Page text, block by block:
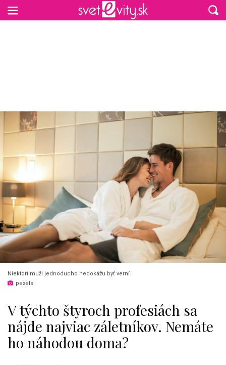
Niektorí muži jednoducho nedokážu byť verní.
pexels
V týchto štyroch profesiách sa
nájde najviac záletníkov. Nemáte
ho náhodou doma?